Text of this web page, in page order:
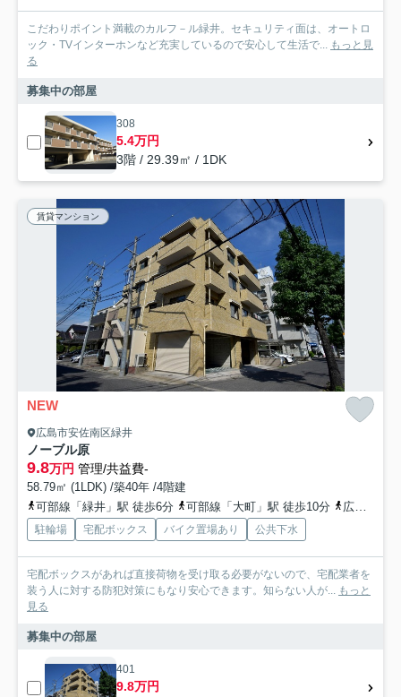
こだわりポイント満載のカルフ－ル緑井。セキュリティ面は、オートロ
ック・TVインターホンなど充実しているので安心して生活で... もっと見
る
募集中の部屋
308
5.4万円
3階 / 29.39㎡ / 1DK
賃貸マンション
NEW
広島市安佐南区緑井
ノーブル原
9.8万円 管理/共益費-
58.79㎡ (1LDK) /築40年 /4階建
可部線「緑井」駅 徒歩6分
可部線「大町」駅 徒歩10分 広島高速交通アストラムライン「毘沙門台」駅 徒歩14分
駐輪場 宅配ボックス バイク置場あり 公共下水
宅配ボックスがあれば直接荷物を受け取る必要がないので、宅配業者を
装う人に対する防犯対策にもなり安心できます。知らない人が... もっと
見る
募集中の部屋
401
9.8万円